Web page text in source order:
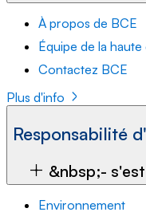
À propos de BCE
Équipe de la
Contactez BCE
Plus d'info
Responsabilité
&nbsp;-
Environnement